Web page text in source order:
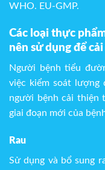
WHO. EU-GMP.
Các loại thực
nên sử dụng để
Người bệnh tiểu
việc kiểm soát
người bệnh cải thiện
giai đoạn mới của
Rau
Sử dụng và bổ sung